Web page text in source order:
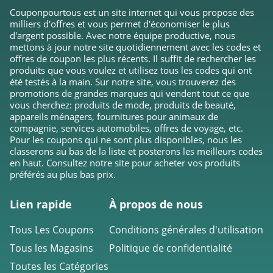
Couponpourtous est un site internet qui vous propose des
milliers d'offres et vous permet d'économiser le plus
d'argent possible. Avec notre équipe productive, nous
mettons à jour notre site quotidiennement avec les codes et
offres de coupon les plus récents. Il suffit de rechercher les
produits que vous voulez et utilisez tous les codes qui ont
été testés à la main. Sur notre site, vous trouverez des
promotions de grandes marques qui vendent tout ce que
vous cherchez: produits de mode, produits de beauté,
appareils ménagers, fournitures pour animaux de
compagnie, services automobiles, offres de voyage, etc.
Pour les coupons qui ne sont plus disponibles, nous les
classerons au bas de la liste et posterons les meilleurs codes
en haut. Consultez notre site pour acheter vos produits
préférés au plus bas prix.
Lien rapide
Tous Les Coupons
Tous les Magasins
Toutes les Catégories
À propos de nous
Conditions générales d'utilisation
Politique de confidentialité